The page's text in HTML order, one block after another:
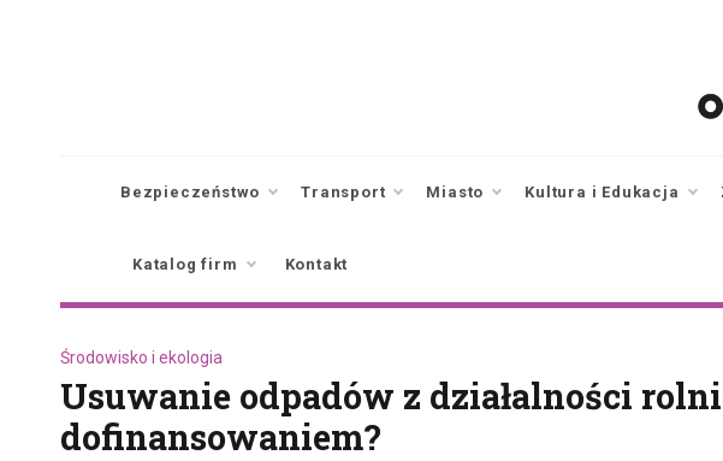
Bezpieczeństwo Transport Miasto Kultura i Edukacja
Katalog firm Kontakt
Środowisko i ekologia
Usuwanie odpadów z działalności
dofinansowaniem?